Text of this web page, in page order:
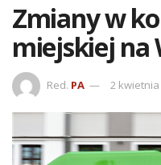
Zmiany w
miejskiej na
Red. PA 2 kwietnia